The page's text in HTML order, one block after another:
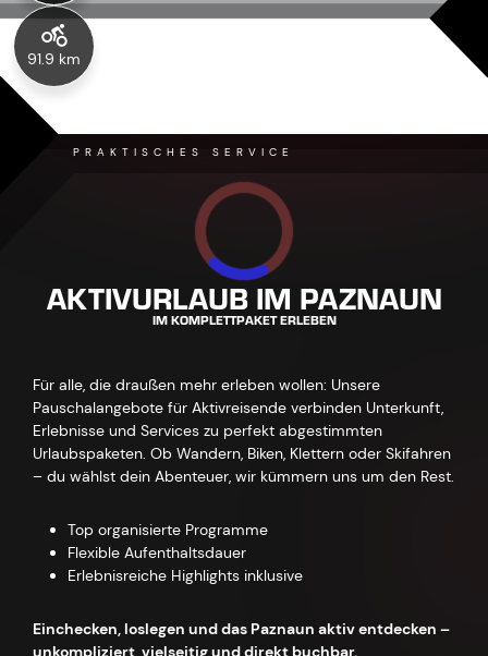
91.9 km
PRAKTISCHES SERVICE
AKTIVURLAUB IM PAZNAUN
IM KOMPLETTPAKET ERLEBEN
Für alle, die draußen mehr erleben wollen: Unsere
Pauschalangebote für Aktivreisende verbinden Unterkunft,
Erlebnisse und Services zu perfekt abgestimmten
Urlaubspaketen. Ob Wandern, Biken, Klettern oder Skifahren
– du wählst dein Abenteuer, wir kümmern uns um den Rest.
Top organisierte Programme
Flexible Aufenthaltsdauer
Erlebnisreiche Highlights inklusive
Einchecken, loslegen und das Paznaun aktiv entdecken –
unkompliziert, vielseitig und direkt buchbar.